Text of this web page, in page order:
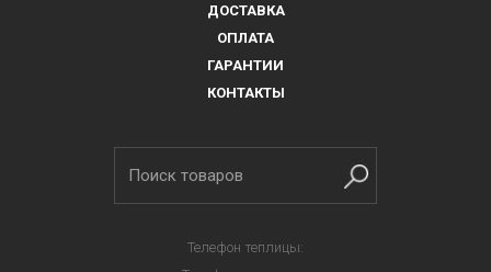
ДОСТАВКА
ОПЛАТА
ГАРАНТИИ
КОНТАКТЫ
Телефон теплицы: